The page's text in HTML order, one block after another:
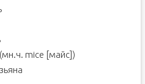
mice [майс])